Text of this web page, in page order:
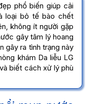
phổ biến giúp cải
loại bỏ tế bào chết
không ít người gặp
gây tâm lý hoang
gây ra tình trạng này
khám Da liễu LG
biết cách xử lý phù